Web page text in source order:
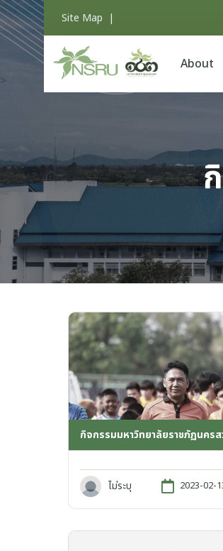
Site Map |
About
>
กิจกรรมมหาวิทยาลัยราชภัฏนคร
ไม่ระบุ 2023-02-